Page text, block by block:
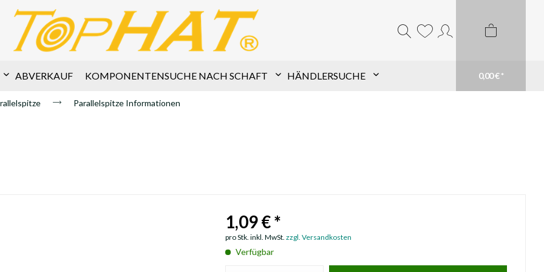
0,00 € *
ABVERKAUF KOMPONENTENSUCHE NACH SCHAFT HÄNDLERSUCHE
Parallelspitze Informationen
1,09 € *
pro Stk. inkl. MwSt. zzgl. Versandkosten
Verfügbar